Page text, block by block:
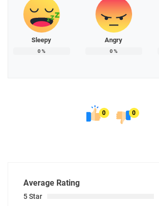
Sleepy
0%
Angry
0%
0 0
Average Rating
5 Star